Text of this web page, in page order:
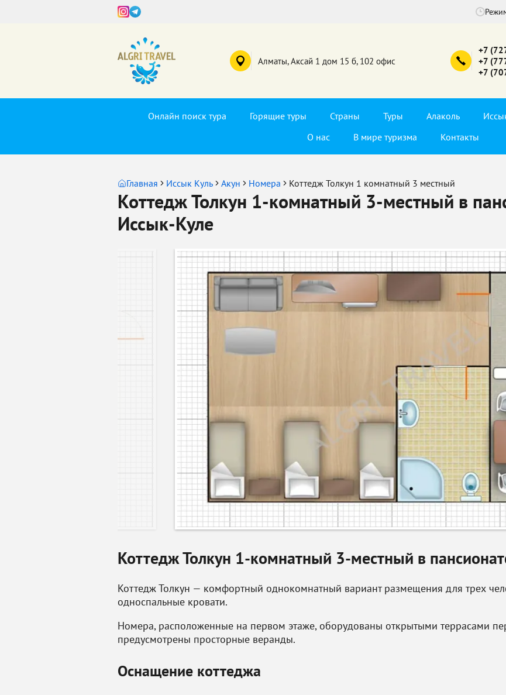
Алматы, Аксай 1 дом 15 б, 102 офис
+7
+7
+7
Онлайн поиск тура Горящие туры Страны Туры Алаколь
О нас
В мире туризма Контакты
Главная Иссык Куль Акун Номера Коттедж Толкун 1 комнатный 3 местный
Коттедж Толкун 1-комнатный 3-местный в
Иссык-Куле
Коттедж Толкун 1-комнатный 3-местный в
Коттедж Толкун — комфортный однокомнатный вариант размещения для трех
односпальные кровати.
Номера, расположенные на первом этаже, оборудованы открытыми террасами
предусмотрены просторные веранды.
Оснащение коттеджа